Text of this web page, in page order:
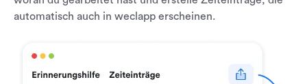
automatisch auch in weclapp erscheinen.